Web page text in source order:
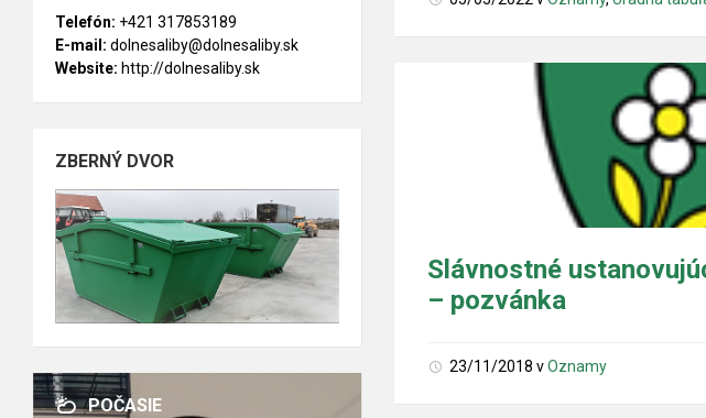
Slávnostné
– pozvánka
23/11/2018vOznamy
Telefón: +421 317853189
E-mail: dolnesaliby@dolnesaliby.sk
Website: http://dolnesaliby.sk
ZBERNÝ DVOR
POČASIE